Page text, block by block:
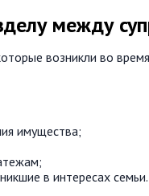
между
возникли во
имущества;
в интересах семьи.